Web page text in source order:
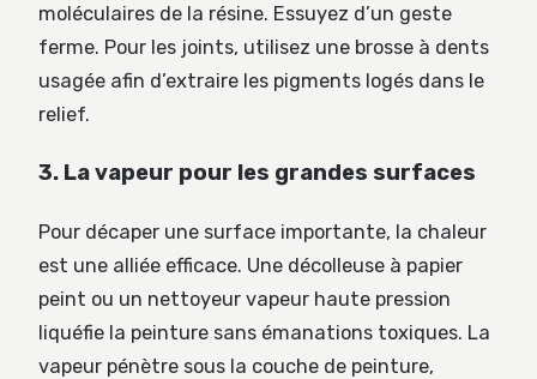
moléculaires de la résine. Essuyez d’un geste
ferme. Pour les joints, utilisez une brosse à dents
usagée afin d’extraire les pigments logés dans le
relief.
3. La vapeur pour les grandes surfaces
Pour décaper une surface importante, la chaleur
est une alliée efficace. Une décolleuse à papier
peint ou un nettoyeur vapeur haute pression
liquéfie la peinture sans émanations toxiques. La
vapeur pénètre sous la couche de peinture,